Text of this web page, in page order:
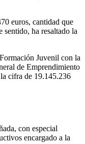
euros, cantidad que
sentido, ha resaltado la
Juvenil con la
de Emprendimiento
cifra de 19.145.236
con especial
encargado a la